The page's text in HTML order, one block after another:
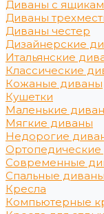
Диваны с
Диваны
Диваны честер
Дизайнерские
Итальянские
Классические
Кожаные диваны
Кушетки
Маленькие
Мягкие диваны
Недорогие
Современные
Спальные диваны
Кресла
Компьютерные